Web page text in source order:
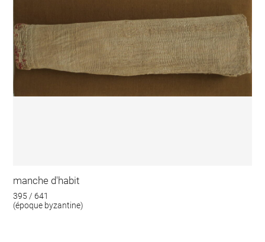
manche d'habit
395 / 641
(époque byzantine)